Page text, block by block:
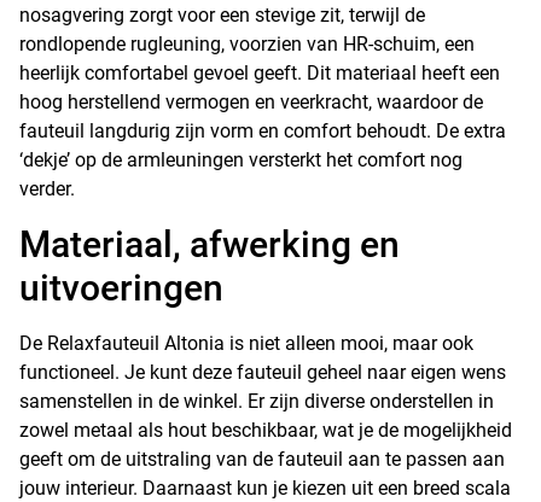
nosagvering zorgt voor een stevige zit, terwijl de
rondlopende rugleuning, voorzien van HR-schuim, een
heerlijk comfortabel gevoel geeft. Dit materiaal heeft een
hoog herstellend vermogen en veerkracht, waardoor de
fauteuil langdurig zijn vorm en comfort behoudt. De extra
‘dekje’ op de armleuningen versterkt het comfort nog
verder.
Materiaal, afwerking en
uitvoeringen
De Relaxfauteuil Altonia is niet alleen mooi, maar ook
functioneel. Je kunt deze fauteuil geheel naar eigen wens
samenstellen in de winkel. Er zijn diverse onderstellen in
zowel metaal als hout beschikbaar, wat je de mogelijkheid
geeft om de uitstraling van de fauteuil aan te passen aan
jouw interieur. Daarnaast kun je kiezen uit een breed scala